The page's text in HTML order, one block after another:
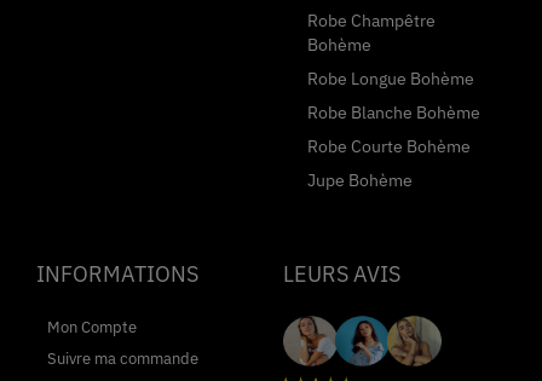
Robe Champêtre
Bohème
Robe Longue Bohème
Robe Blanche Bohème
Robe Courte Bohème
Jupe Bohème
INFORMATIONS
Mon Compte
Suivre ma commande
LEURS AVIS